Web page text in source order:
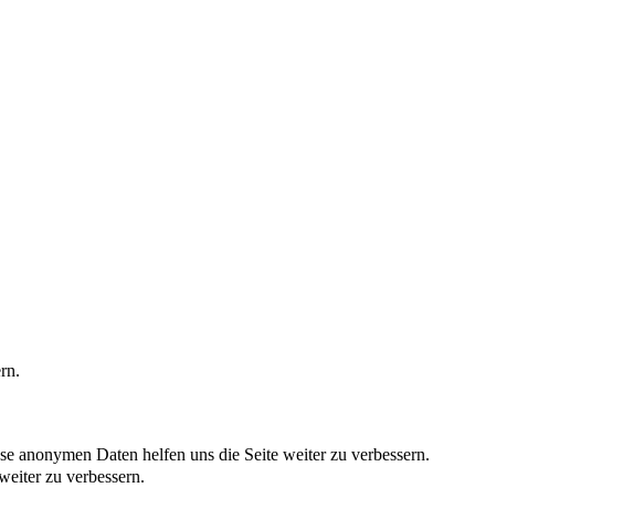
Daten helfen uns die Seite weiter zu verbessern.
zu verbessern.